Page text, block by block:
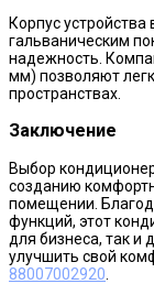
Корпус устройства
гальваническим
надежность.
мм) позволяют
пространствах.
Заключение
Выбор
созданию
помещении.
функций, этот
для бизнеса, так и
улучшить свой
88007002920